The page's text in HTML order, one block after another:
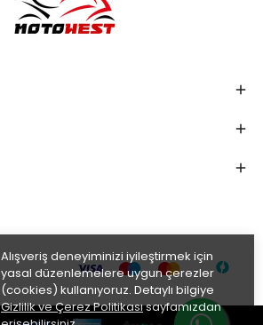
Alışveriş deneyiminizi iyileştirmek için
yasal düzenlemelere uygun çerezler
(cookies) kullanıyoruz. Detaylı bilgiye
Gizlilik ve Çerez Politikasısayfamızdan